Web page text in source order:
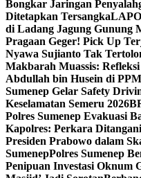
Bongkar Jaringan
Ditetapkan Tersangka
di Ladang Jagung Gunung
Pragaan Geger! Pick Up
Nyawa Sujianto Tak
Makbarah Muassis:
Abdullah bin Husein di
Sumenep Gelar Safety
Keselamatan Semeru 2026
Polres Sumenep Evakuasi
Kapolres: Perkara
Presiden Prabowo dalam
SumenepPolres Sumenep
Penipuan Investasi Oknum